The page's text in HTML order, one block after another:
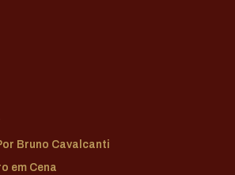
Bruno Cavalcanti
em Cena